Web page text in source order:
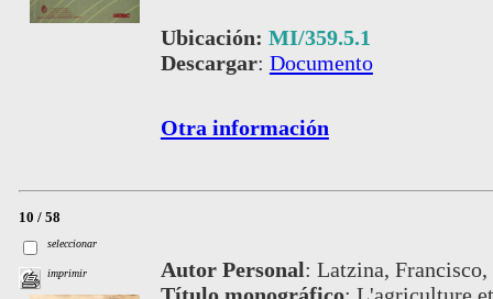
Ubicación: MI/359.5.1
Descargar: Documento
Otra información
10 / 58
seleccionar
imprimir Autor Personal: Latzina,